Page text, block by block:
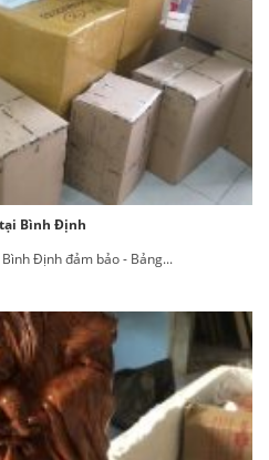
Bình Định
Định đảm bảo - Bảng...